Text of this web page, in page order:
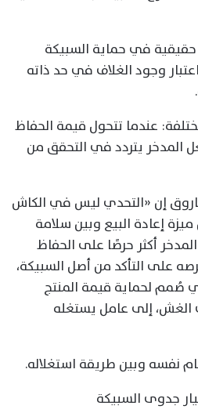
في حماية السبيكة
وجود الغلاف في حد ذاته
عندما تتحول قيمة الحفاظ
المدخر يتردد في التحقق من
إن «التحدي ليس في الكاش
إعادة البيع وبين سلامة
أكثر حرصًا على الحفاظ
على التأكد من أصل السبيكة،
صُمم لحماية قيمة المنتج
الغش، إلى عامل يستغله
نفسه وبين طريقة استغلاله.
جدوى السبيكة